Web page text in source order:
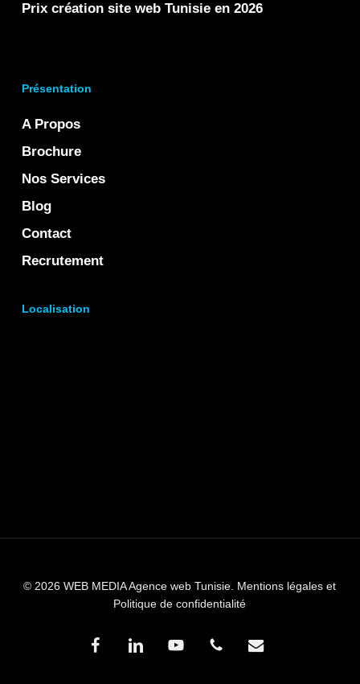
Prix création site web Tunisie en 2026
Présentation
A Propos
Brochure
Nos Services
Blog
Contact
Recrutement
Localisation
© 2026 WEB MEDIA Agence web Tunisie. Mentions légales et
Politique de confidentialité
facebooklinkedin youtube phone email